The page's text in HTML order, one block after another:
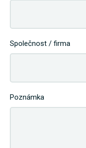
Společnost / firma
Poznámka